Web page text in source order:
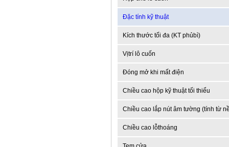
Đặc tính kỹ thuật
Kích thước tối đa (KT phủbì)
Vịtrí lô cuốn
Đóng mở khi mất điện
Chiều cao hộp kỹ thuật tối thiểu
Chiều cao lắp nút âm tường (tính từ
Chiều cao lỗthoáng